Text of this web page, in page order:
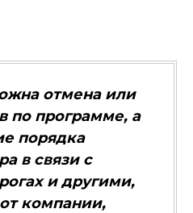
отмена или
по программе, а
порядка
в связи с
и другими,
компании,